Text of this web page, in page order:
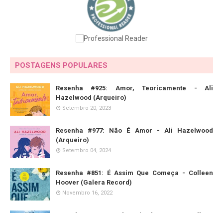
POSTAGENS POPULARES
Resenha #925: Amor, Teoricamente - Ali
Hazelwood (Arqueiro)
Setembro 20, 2023
Resenha #977: Não É Amor - Ali Hazelwood
(Arqueiro)
Setembro 04, 2024
Resenha #851: É Assim Que Começa - Colleen
Hoover (Galera Record)
Novembro 16, 2022